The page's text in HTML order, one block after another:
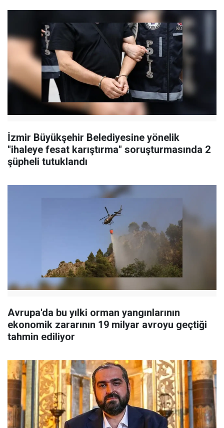
İzmir Büyükşehir Belediyesine yönelik
"ihaleye fesat karıştırma" soruşturmasında 2
şüpheli tutuklandı
Avrupa'da bu yılki orman yangınlarının
ekonomik zararının 19 milyar avroyu geçtiği
tahmin ediliyor